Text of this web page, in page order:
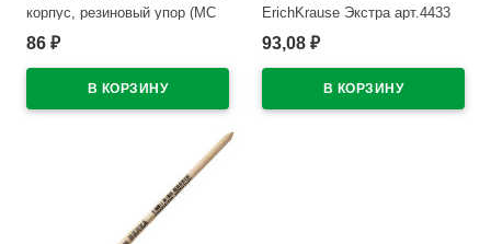
корпус, резиновый упор (MC
Gold) красный, 0,5мм, масло
86 ₽
ErichKrause Экстра арт.4433
(Ст.30)
93,08 ₽